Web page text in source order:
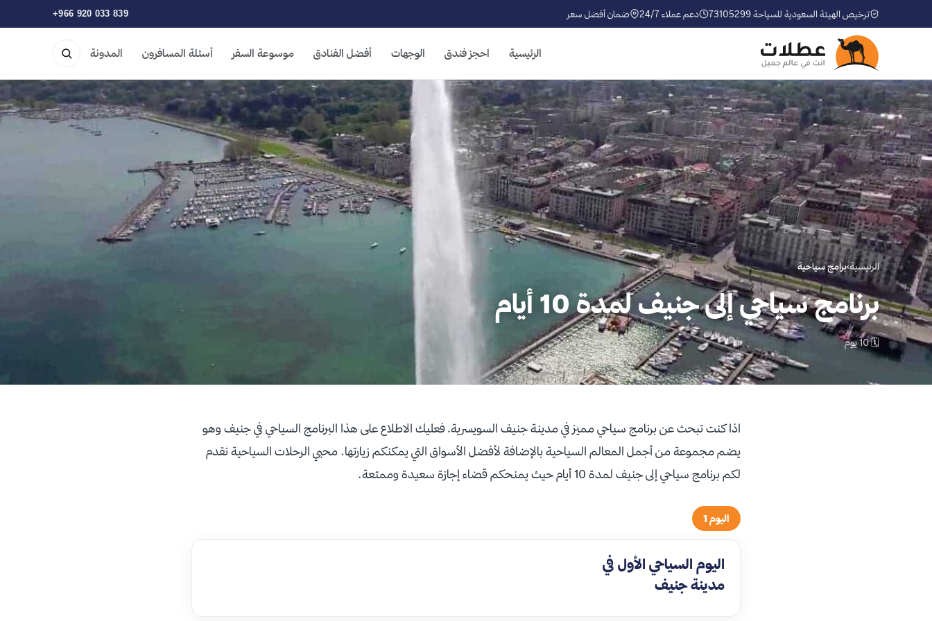
ترخيص الهيئة السعودية للسياحة 73105299 دعم عملاء 24/7 ضمان أفضل سعر +966 920 033 839
الرئيسية احجز فندق الوجهات أفضل الفنادق موسوعة السفر أسئلة المسافرون المدونة
الرئيسية›برامج سياحية
برنامج سياحي إلى جنيف لمدة 10 أيام
🗓 10 يوم
اذا كنت تبحث عن برنامج سياحي مميز في مدينة جنيف السويسرية، فعليك الاطلاع على هذا البرنامج السياحي في جنيف وهو
يضم مجموعة من أجمل المعالم السياحية بالإضافة لأفضل الأسواق التي يمكنكم زيارتها. محبي الرحلات السياحية نقدم
لكم برنامج سياحي إلى جنيف لمدة 10 أيام حيث يمنحكم قضاء إجازة سعيدة وممتعة.
اليوم 1
اليوم السياحي الأول في
مدينة جنيف